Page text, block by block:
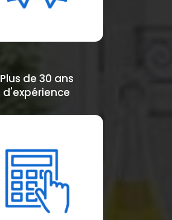
Plus de 30 ans
d'expérience